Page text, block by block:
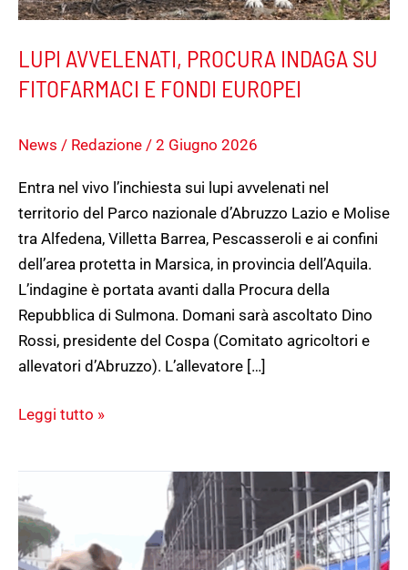
LUPI AVVELENATI, PROCURA INDAGA SU
FITOFARMACI E FONDI EUROPEI
News / Redazione / 2 Giugno 2026
Entra nel vivo l’inchiesta sui lupi avvelenati nel
territorio del Parco nazionale d’Abruzzo Lazio e Molise
tra Alfedena, Villetta Barrea, Pescasseroli e ai confini
dell’area protetta in Marsica, in provincia dell’Aquila.
L’indagine è portata avanti dalla Procura della
Repubblica di Sulmona. Domani sarà ascoltato Dino
Rossi, presidente del Cospa (Comitato agricoltori e
allevatori d’Abruzzo). L’allevatore […]
Leggi tutto »
GIUGNO,
L’ULTIMA
VOLTA